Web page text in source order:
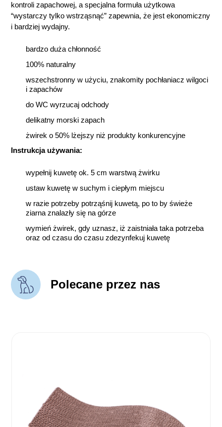
kontroli zapachowej, a specjalna formuła użytkowa
“wystarczy tylko wstrząsnąć” zapewnia, że jest ekonomiczny
i bardziej wydajny.
bardzo duża chłonność
100% naturalny
wszechstronny w użyciu, znakomity pochłaniacz wilgoci
i zapachów
do WC wyrzucaj odchody
delikatny morski zapach
żwirek o 50% lżejszy niż produkty konkurencyjne
Instrukcja używania:
wypełnij kuwetę ok. 5 cm warstwą żwirku
ustaw kuwetę w suchym i ciepłym miejscu
w razie potrzeby potrząśnij kuwetą, po to by świeże
ziarna znalazły się na górze
wymień żwirek, gdy uznasz, iż zaistniała taka potrzeba
oraz od czasu do czasu zdezynfekuj kuwetę
Polecane przez nas